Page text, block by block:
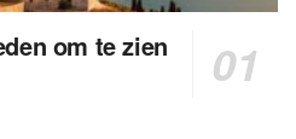
om te zien